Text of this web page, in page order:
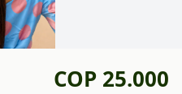
COP 25.000